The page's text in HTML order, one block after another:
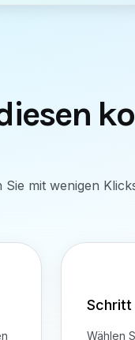
Sie mit wenigen
Schritt
Wählen